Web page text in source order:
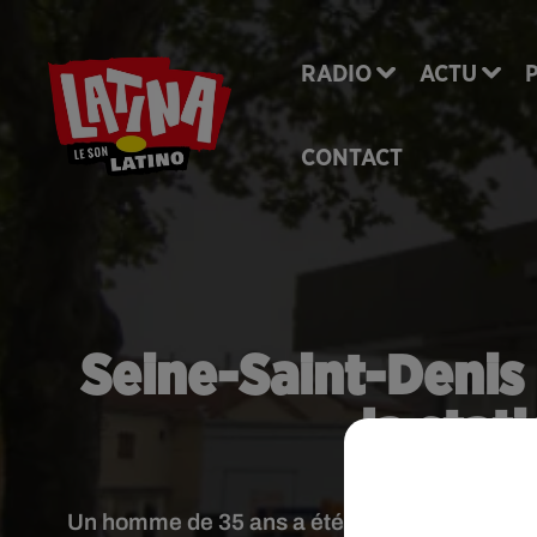
RADIO ACTU
CONTACT
Seine-Saint-
la
Un homme de 35 ans a été tué mardi, aux